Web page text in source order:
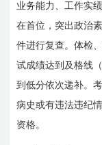
业务能力、工作实
在首位，突出政治
件进行复查。体检
试成绩达到及格线
到低分依次递补。
病史或有违法违纪
资格。